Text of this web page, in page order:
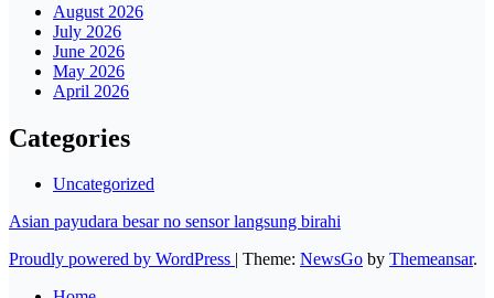
August 2026
July 2026
June 2026
May 2026
April 2026
Categories
Uncategorized
Asian payudara besar no sensor langsung birahi
Proudly powered by WordPress
Theme: NewsGo by Themeansar.